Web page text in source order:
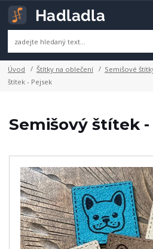
Úvod Štítky na oblečení Semišové
štítek - Pejsek
Semišový štítek -